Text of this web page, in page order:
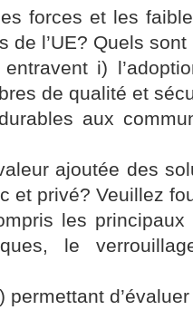
forces et les
de l’UE? Quels
i)
de qualité et
aux
ajoutée des
et privé? Veuillez
les
le
permettant